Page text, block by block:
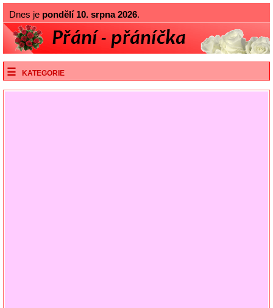
Dnes je pondělí 10. srpna 2026.
KATEGORIE